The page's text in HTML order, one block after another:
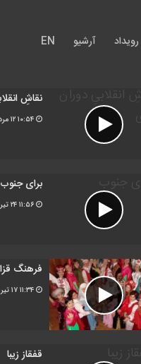
رویداد آرشیو EN
نقاشِ
۱۰:۵۴ ۱۲ مرداد ۱۴۰۵
برای جنوب
۱۱:۵۶ ۲۴ تیر ۱۴۰۵
فرهنگ
۱۱:۳۴ ۱۷ تیر ۱۴۰۵
قفقاز زیبا